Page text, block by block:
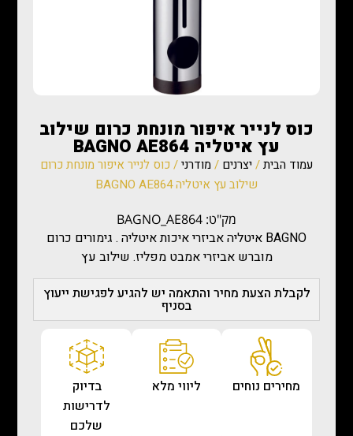
כוס לנייר איפור מונחת כרום שילוב
עץ איטליה BAGNO AE864
עמוד הבית/ יצרנים / מודרני/ כוס לנייר איפור מונחת כרום
שילוב עץ איטליה BAGNO AE864
מק"ט: BAGNO_AE864
BAGNO איטליה אביזרי איכות איטליה . גימורים כרום
מוברש אביזרי אמבט מפליז. שילוב עץ
לקבלת הצעת מחיר והתאמה יש להגיע לפגישת ייעוץ
בסניף
מחירים נוחים ליווי מלא
בדיוק
לדרישות
שלכם